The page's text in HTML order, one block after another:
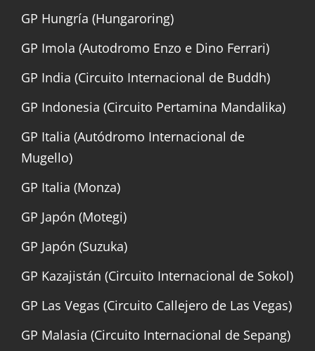
GP Hungría (Hungaroring)
GP Imola (Autodromo Enzo e Dino Ferrari)
GP India (Circuito Internacional de Buddh)
GP Indonesia (Circuito Pertamina Mandalika)
GP Italia (Autódromo Internacional de
Mugello)
GP Italia (Monza)
GP Japón (Motegi)
GP Japón (Suzuka)
GP Kazajistán (Circuito Internacional de Sokol)
GP Las Vegas (Circuito Callejero de Las Vegas)
GP Malasia (Circuito Internacional de Sepang)